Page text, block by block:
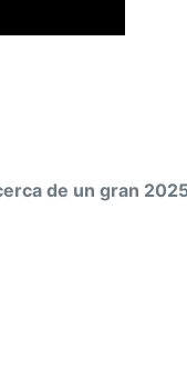
de un gran